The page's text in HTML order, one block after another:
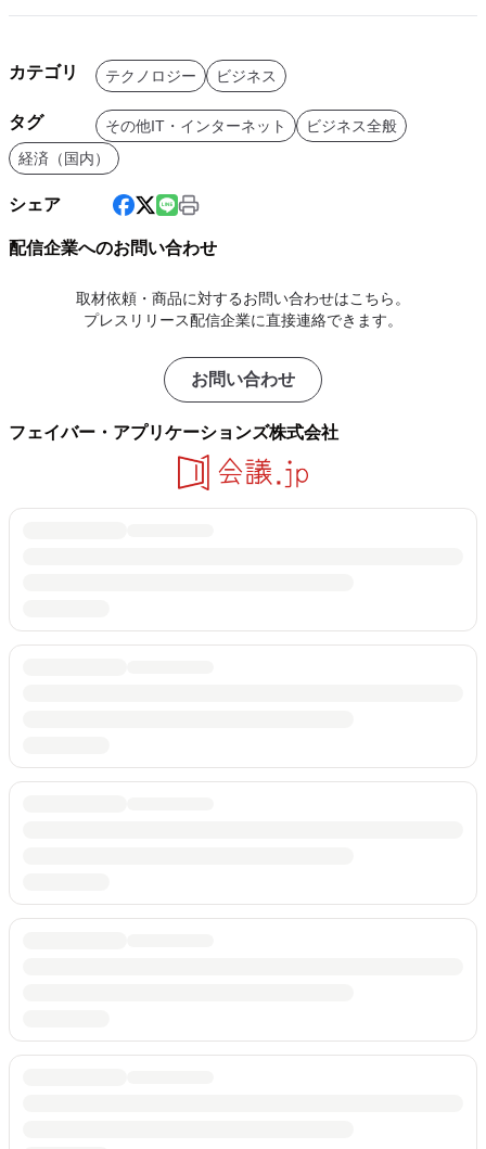
カテゴリ テクノロジー ビジネス
タグ その他IT・インターネット
ビジネス全般
経済（国内）
シェア
配信企業へのお問い合わせ
取材依頼・商品に対するお問い合わせはこちら。
プレスリリース配信企業に直接連絡できます。
お問い合わせ
フェイバー・アプリケーションズ株式会社